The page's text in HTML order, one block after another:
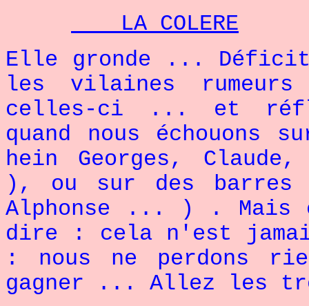
LA COLERE
Elle gronde ...
les vilaines
celles-ci ... et
quand nous échouons
hein Georges,
), ou sur des
Alphonse ... ) . Mais
dire : cela n'est
: nous ne perdons
gagner ... Allez les